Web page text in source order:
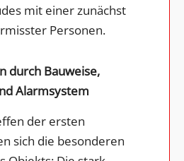
mit einer zunächst
Personen.
durch Bauweise,
Alarmsystem
der ersten
sich die besonderen